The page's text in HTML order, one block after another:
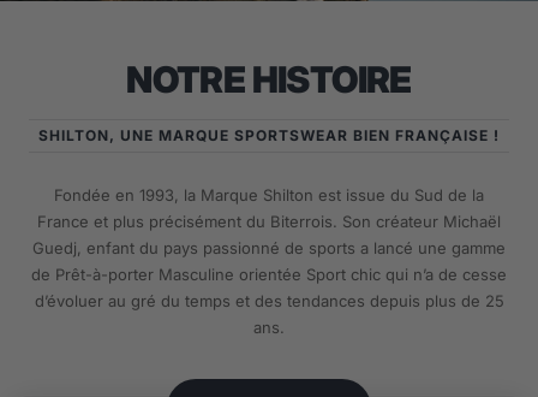
NOTRE HISTOIRE
SHILTON, UNE MARQUE SPORTSWEAR BIEN FRANÇAISE !
Fondée en 1993, la Marque Shilton est issue du Sud de la
France et plus précisément du Biterrois. Son créateur Michaël
Guedj, enfant du pays passionné de sports a lancé une gamme
de Prêt-à-porter Masculine orientée Sport chic qui n’a de cesse
d’évoluer au gré du temps et des tendances depuis plus de 25
ans.